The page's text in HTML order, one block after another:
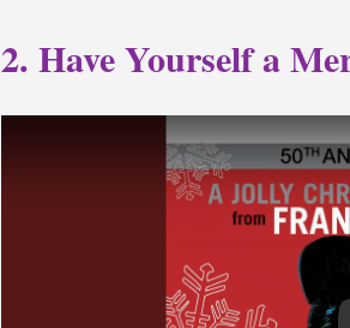
2. Have Yourself a